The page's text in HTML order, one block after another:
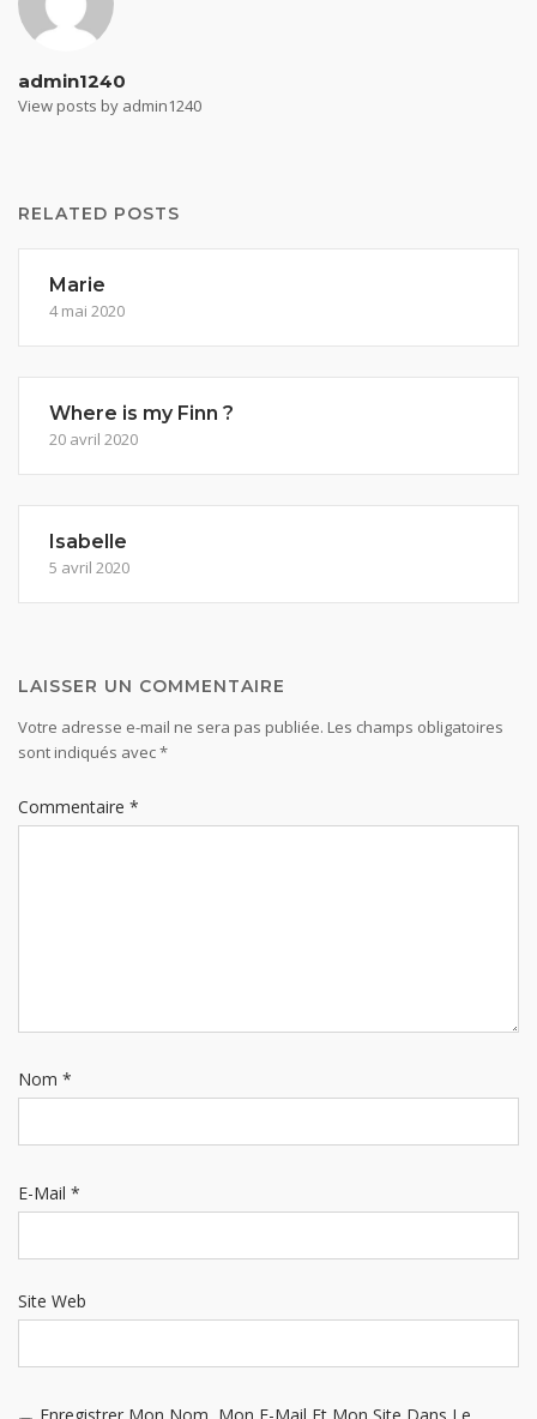
admin1240
View posts by admin1240
RELATED POSTS
Marie
4 mai 2020
Where is my Finn ?
20 avril 2020
Isabelle
5 avril 2020
LAISSER UN COMMENTAIRE
Votre adresse e-mail ne sera pas publiée. Les champs obligatoires
sont indiqués avec*
Commentaire *
Nom *
E-Mail *
Site Web
Enregistrer Mon Nom, Mon E-Mail Et Mon Site Dans Le